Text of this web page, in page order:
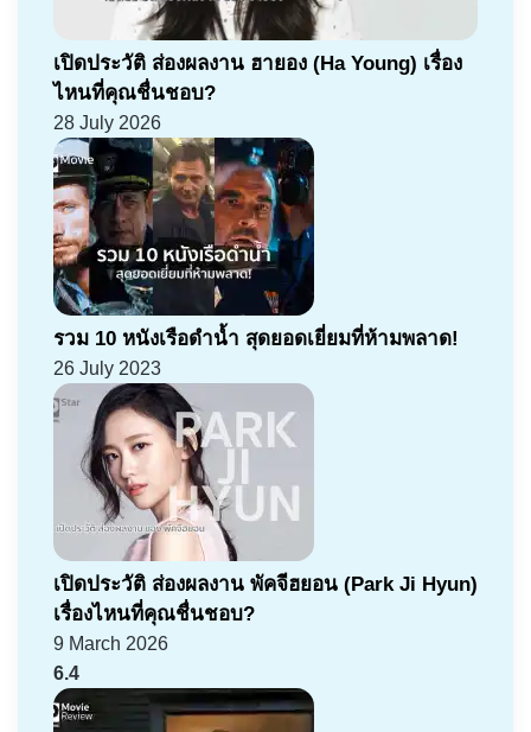
เปิดประวัติ ส่องผลงาน ฮายอง (Ha Young) เรื่อง
ไหนที่คุณชื่นชอบ?
28 July 2026
รวม 10 หนังเรือดำน้ำ สุดยอดเยี่ยมที่ห้ามพลาด!
26 July 2023
เปิดประวัติ ส่องผลงาน พัคจีฮยอน (Park Ji Hyun)
เรื่องไหนที่คุณชื่นชอบ?
9 March 2026
6.4